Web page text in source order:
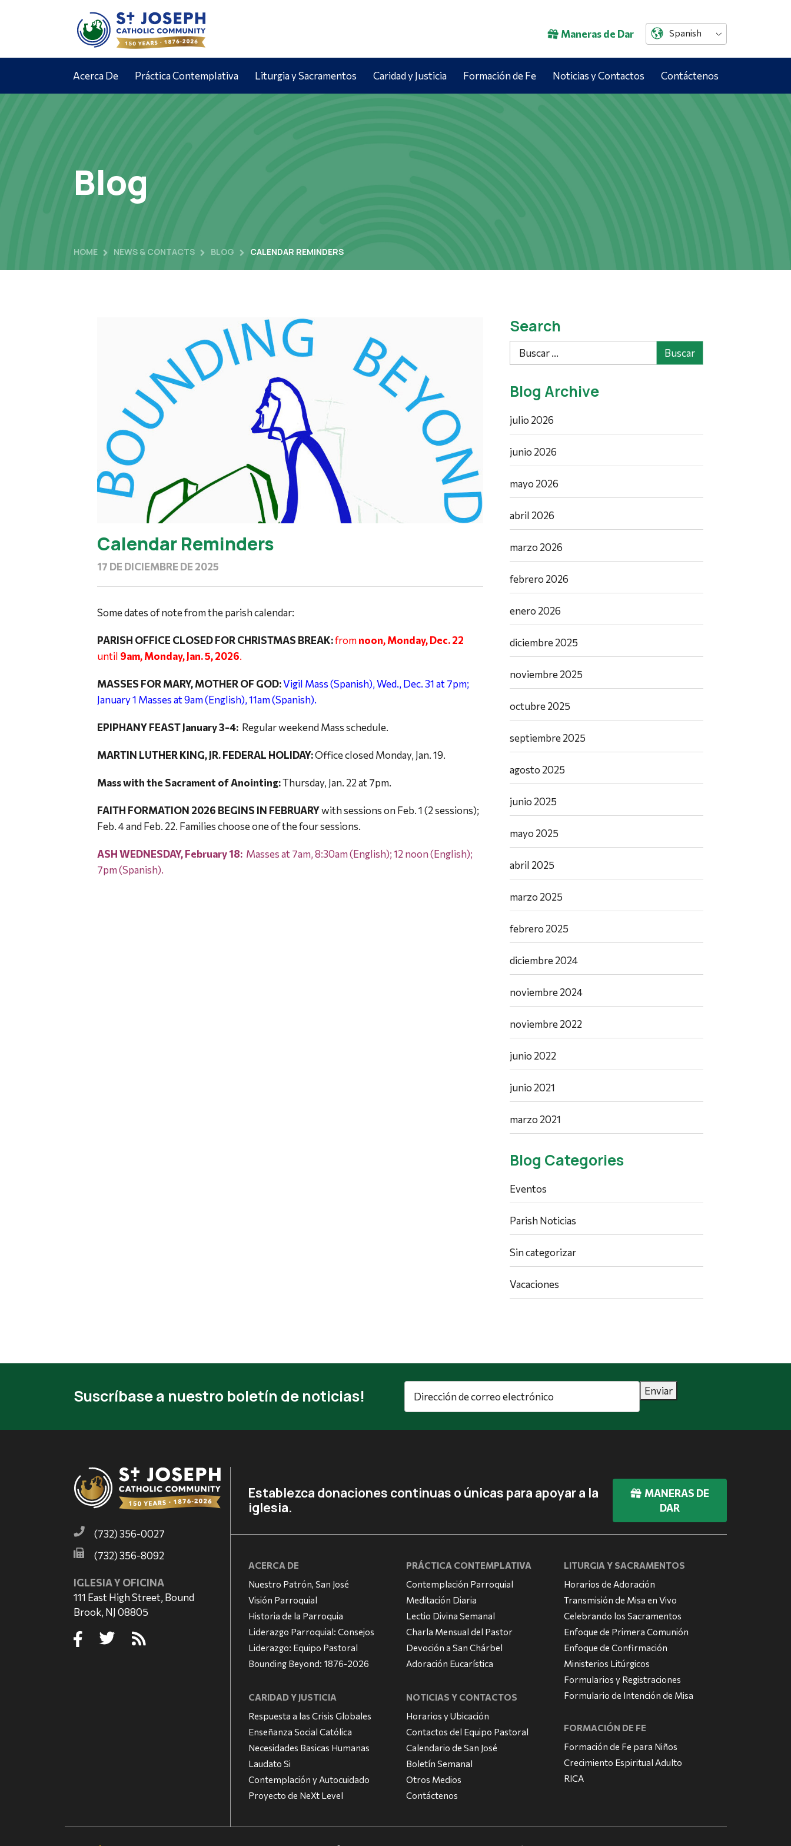
Maneras de Dar Spanish
Acerca De Práctica Contemplativa Liturgia y Sacramentos Caridad y Justicia Formación de Fe Noticias y Contactos Contáctenos
Blog
HOME NEWS & CONTACTS BLOG CALENDAR REMINDERS
Calendar Reminders
17 DE DICIEMBRE DE 2025
Some dates of note from the parish calendar:
PARISH OFFICE CLOSED FOR CHRISTMAS BREAK:fromnoon, Monday, Dec. 22
until 9am, Monday, Jan. 5, 2026.
MASSES FOR MARY, MOTHER OF GOD:Vigil Mass (Spanish), Wed., Dec. 31 at 7pm;
January 1 Masses at 9am (English), 11am (Spanish).
EPIPHANY FEAST January 3-4:Regular weekend Mass schedule.
MARTIN LUTHER KING, JR. FEDERAL HOLIDAY:Office closed Monday, Jan. 19.
Mass with the Sacrament of Anointing:Thursday, Jan. 22 at 7pm.
FAITH FORMATION 2026 BEGINS IN FEBRUARYwith sessions on Feb. 1 (2 sessions);
Feb. 4 and Feb. 22. Families choose one of the four sessions.
ASH WEDNESDAY, February 18: Masses at 7am, 8:30am (English); 12 noon (English);
7pm (Spanish).
Search
Buscar
Blog Archive
julio 2026
junio 2026
mayo 2026
abril 2026
marzo 2026
febrero 2026
enero 2026
diciembre 2025
noviembre 2025
octubre 2025
septiembre 2025
agosto 2025
junio 2025
mayo 2025
abril 2025
marzo 2025
febrero 2025
diciembre 2024
noviembre 2024
noviembre 2022
junio 2022
junio 2021
marzo 2021
Blog Categories
Eventos
Parish Noticias
Sin categorizar
Vacaciones
Suscríbase a nuestro boletín de noticias!
Dirección
de
correo
Enviar
(732) 356-0027
(732) 356-8092
IGLESIA Y OFICINA
111 East High Street, Bound
Brook, NJ 08805
Establezca donaciones continuas o únicas para apoyar a la
iglesia.
MANERAS DE
DAR
ACERCA DE
Nuestro Patrón, San José
Visión Parroquial
Historia de la Parroquia
Liderazgo Parroquial: Consejos
Liderazgo: Equipo Pastoral
Bounding Beyond: 1876-2026
PRÁCTICA CONTEMPLATIVA
Contemplación Parroquial
Meditación Diaria
Lectio Divina Semanal
Charla Mensual del Pastor
Devoción a San Chárbel
Adoración Eucarística
LITURGIA Y SACRAMENTOS
Horarios de Adoración
Transmisión de Misa en Vivo
Celebrando los Sacramentos
Enfoque de Primera Comunión
Enfoque de Confirmación
Ministerios Litúrgicos
Formularios y Registraciones
Formulario de Intención de Misa
CARIDAD Y JUSTICIA
Respuesta a las Crisis Globales
Enseñanza Social Católica
Necesidades Basicas Humanas
Laudato Si
Contemplación y Autocuidado
Proyecto de NeXt Level
NOTICIAS Y CONTACTOS
Horarios y Ubicación
Contactos del Equipo Pastoral
Calendario de San José
Boletín Semanal
Otros Medios
Contáctenos
FORMACIÓN DE FE
Formación de Fe para Niños
Crecimiento Espiritual Adulto
RICA